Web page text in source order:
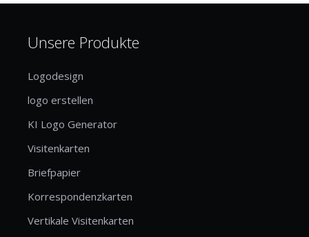
Unsere Produkte
Logodesign
logo erstellen
KI Logo Generator
Visitenkarten
Briefpapier
Korrespondenzkarten
Vertikale Visitenkarten